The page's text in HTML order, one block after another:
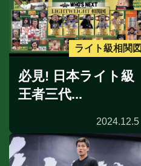
ライト級相関図
必見! 日本ライト級
王者三代...
2024.12.5